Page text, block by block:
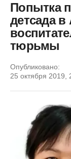
Попытка
детсада
тюрьмы
Опубликовано:
25 октября 2019,